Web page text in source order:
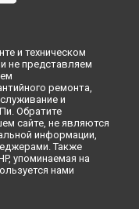
и техническом
не представляем
ремонта,
и
Обратите
сайте, не являются
информации,
Также
упоминаемая на
нами